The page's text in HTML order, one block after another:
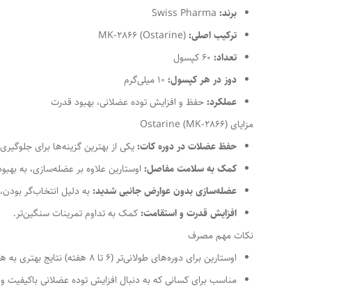
برند:
ترکیب اصلی:
تعداد:
دوز در هر کپسول:
عملکرد:حفظ و افزایش توده عضلانی، بهبود قدرت
مزایای Ostarine (MK-2866)
حفظ عضلات در دوره کات:یکی از بهترین گزینه‌ها برای
کمک به سلامت مفاصل: اوستارین علاوه بر عضله‌سازی، به
عضله‌سازی بدون عوارض جانبی شدید:به دلیل انتخاب‌گر
افزایش قدرت و استقامت:کمک به تداوم تمرینات سنگین‌تر.
نکات مهم مصرف
اوستارین برای دوره‌های طولانی‌تر (6 تا 8 هفته) نتایج بهتری به همراه دارد.
مناسب برای کسانی که به دنبال افزایش توده عضلانی